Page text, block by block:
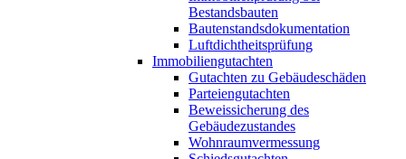
Bestandsbauten
Bautenstandsdokumentation
Luftdichtheitsprüfung
Immobiliengutachten
Gutachten zu Gebäudeschäden
Parteiengutachten
Beweissicherung des
Gebäudezustandes
Wohnraumvermessung